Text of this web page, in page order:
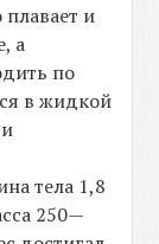
и
а
по
в жидкой
тела 1,8
250—